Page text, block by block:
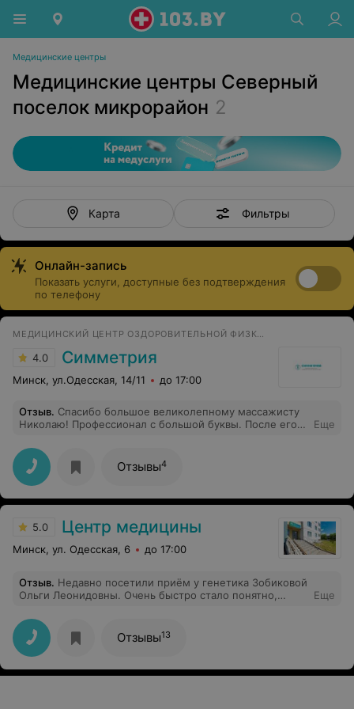
Медицинские центры
Медицинские центры Северный
поселок микрорайон 2
Карта Фильтры
Онлайн-запись
Показать услуги, доступные без подтверждения
по телефону
МЕДИЦИНСКИЙ ЦЕНТР ОЗДОРОВИТЕЛЬНОЙ ФИЗКУЛЬТУРЫ
4.0 Симметрия
Минск, ул.Одесская, 14/11 до 17:00
Отзыв. Спасибо большое великолепному массажисту
Николаю! Профессионал с большой буквы. После его
массаж хожу только к нему. И всем знакомым,
родственникам рекомендую Николая.
Еще
Отзывы4
5.0 Центр медицины
Минск, ул. Одесская, 6 до 17:00
Отзыв. Недавно посетили приём у генетика Зобиковой
Ольги Леонидовны. Очень быстро стало понятно,
сложно поймать свободное окошко (в отличие от
широко распиаренных в соцсетях и медиа
псевдоспециалистов). Во-первых, приятно поразил
подход: Ольга Леонидовна тщательно готовится к
каждому приeму. Во-вторых, это настоящий
Еще
Отзывы13